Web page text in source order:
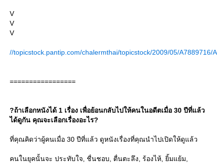
V
V
V
//topicstock.pantip.com/chalermthai/topicstock/2009/05/A7889716/
=================
?ถ้าเลือกหนังได้ 1 เรื่อง เพื่อย้อนกลับไปให้คนในอดีตเมื่อ 30 ปีที่แล้ว
ได้ดูกัน คุณจะเลือกเรื่องอะไร?
ที่คุณคิดว่าผู้คนเมื่อ 30 ปีที่แล้ว ดูหนังเรื่องที่คุณนำไปเปิดให้ดูแล้ว
คนในยุคนั้นจะ ประทับใจ, ชื่นชอบ, ตื่นตะลึง, ร้องไห้, ยิ้มแย้ม,